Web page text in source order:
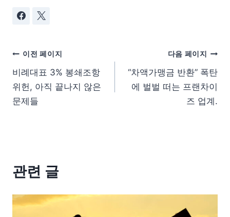
이전 페이지
비례대표 3% 봉쇄조항
위헌, 아직 끝나지 않은
문제들
다음 페이지
“차액가맹금 반환” 폭탄
에 벌벌 떠는 프랜차이
즈 업계.
관련 글